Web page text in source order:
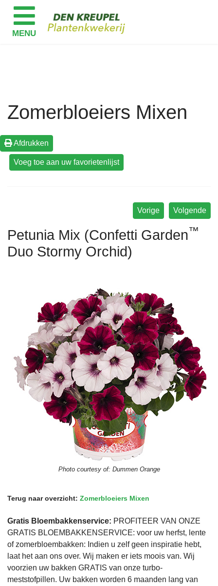
Zomerbloeiers Mixen
Afdrukken
Volgende
Vorige
Petunia Mix (Confetti Garden™
Duo Stormy Orchid)
Photo courtesy of: Dummen Orange
Terug naar overzicht: Zomerbloeiers Mixen
Gratis Bloembakkenservice: PROFITEER VAN ONZE
GRATIS BLOEMBAKKENSERVICE: voor uw herfst, lente
of zomerbloembakken: Indien u zelf geen inspiratie hebt,
laat het aan ons over. Wij maken er iets moois van. Wij
voorzien uw bakken GRATIS van onze turbo-
meststofpillen. Uw bakken worden 6 maanden lang van